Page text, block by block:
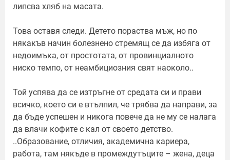
липсва хляб на масата.
Това оставя следи. Детето пораства мъж, но по
някакъв начин болезнено стремящ се да избяга от
недоимъка, от простотата, от провинциалното
ниско темпо, от неамбициозния свят наоколо..
Той успява да се изтръгне от средата си и прави
всичко, което си е втълпил, че трябва да направи, за
да бъде успешен и никога повече да не му се налага
да влачи кофите с кал от своето детство.
..Образование, отличия, академична кариера,
работа, там някъде в промеждутъците – жена, деца